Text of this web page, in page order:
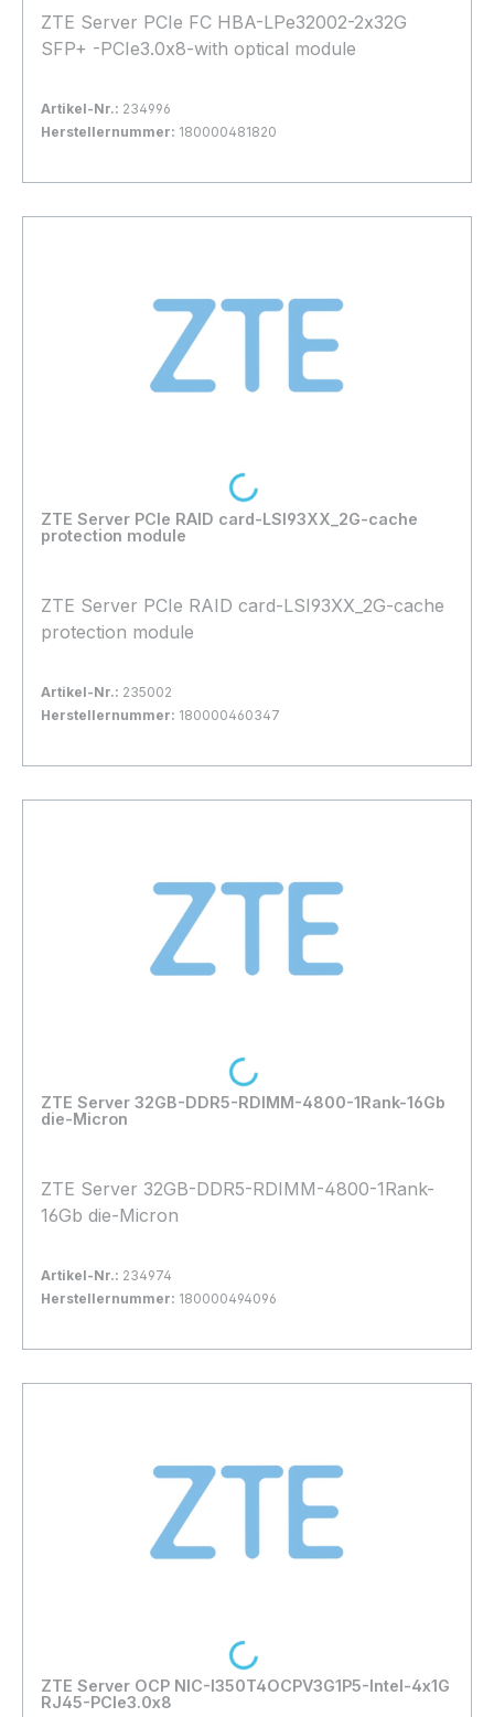
ZTE Server PCIe FC HBA-LPe32002-2x32G
SFP+ -PCIe3.0x8-with optical module
Artikel-Nr.: 234996
Herstellernummer: 180000481820
In den Warenkorb
ZTE Server PCIe RAID card-LSI93XX_2G-cache
protection module
ZTE Server PCIe RAID card-LSI93XX_2G-cache
protection module
Artikel-Nr.: 235002
Herstellernummer: 180000460347
In den Warenkorb
Loading...
ZTE Server 32GB-DDR5-RDIMM-4800-1Rank-16Gb
die-Micron
ZTE Server 32GB-DDR5-RDIMM-4800-1Rank-
16Gb die-Micron
Artikel-Nr.: 234974
Herstellernummer: 180000494096
In den Warenkorb
Loading...
ZTE Server OCP NIC-I350T4OCPV3G1P5-Intel-4x1G
RJ45-PCIe3.0x8
Loading...